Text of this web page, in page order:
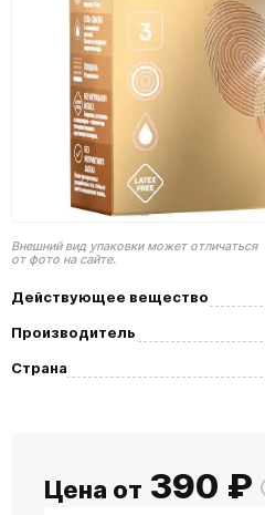
Внешний вид упаковки может отличаться
от фото на сайте.
Действующее вещество
Производитель
Страна
Цена от 390 ₽